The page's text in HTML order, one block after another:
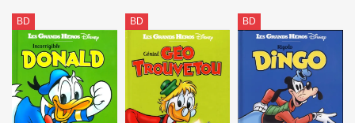
BD BD BD